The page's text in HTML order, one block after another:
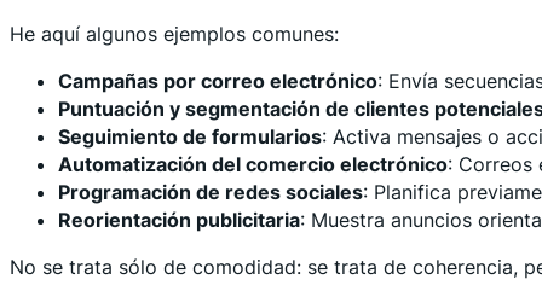
He aquí algunos ejemplos comunes:
Campañas por correo electrónico: Envía
Puntuación y segmentación de clientes
Seguimiento de formularios: Activa mensajes o
Automatización del comercio electrónico: Correos
Programación de redes sociales: Planifica
Reorientación publicitaria: Muestra anuncios
No se trata sólo de comodidad: se trata de coherencia,